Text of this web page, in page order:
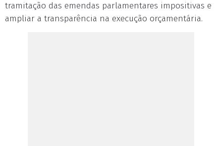
tramitação das emendas parlamentares impositivas e
ampliar a transparência na execução orçamentária.